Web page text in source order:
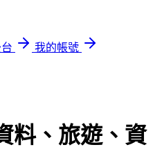
我的帳號
料、旅遊、資